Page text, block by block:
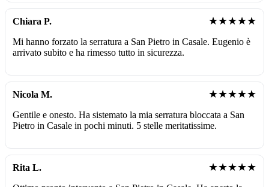
Chiara P. ★★★★★
Mi hanno forzato la serratura a San Pietro in Casale. Eugenio è
arrivato subito e ha rimesso tutto in sicurezza.
Nicola M. ★★★★★
Gentile e onesto. Ha sistemato la mia serratura bloccata a San
Pietro in Casale in pochi minuti. 5 stelle meritatissime.
Rita L. ★★★★★